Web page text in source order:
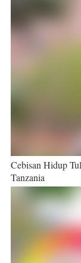
Cebisan Hidup
Tanzania